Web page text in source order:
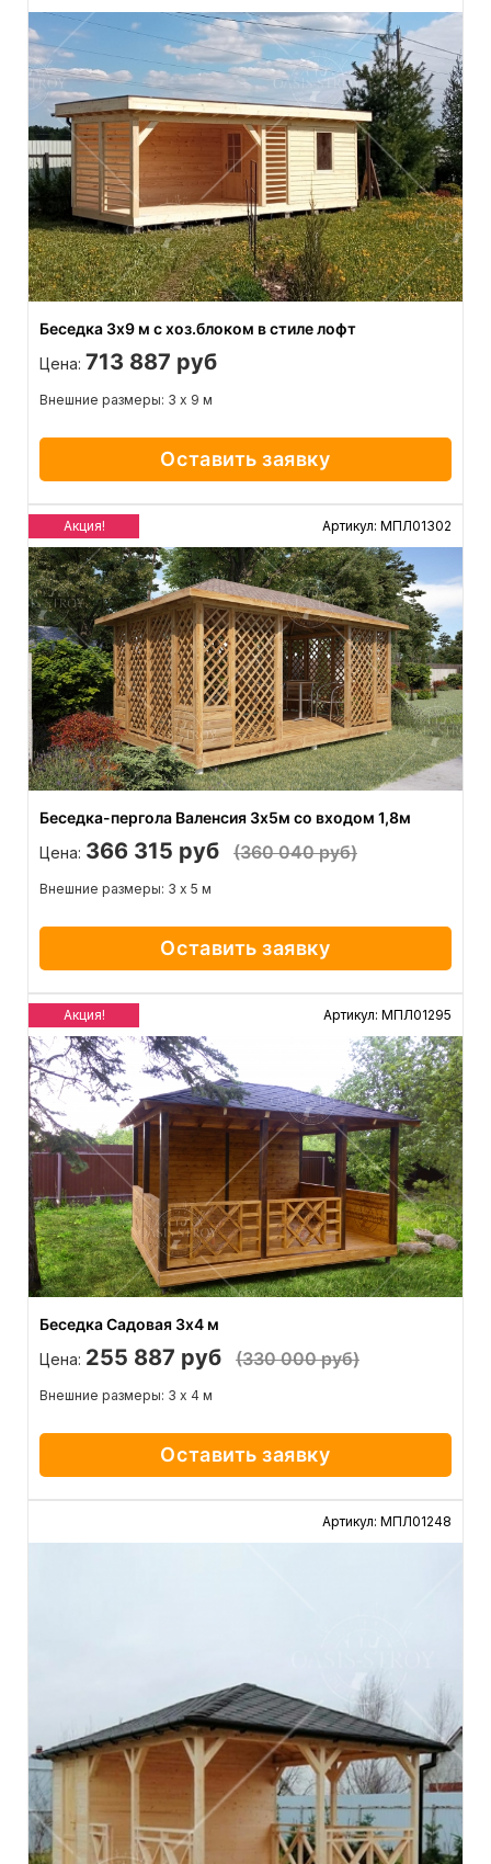
Беседка 3х9 м с хоз.блоком в стиле лофт
Цена: 713 887 руб
Внешние размеры: 3 х 9 м
Оставить заявку
Акция! Артикул: МПЛ01302
Беседка-пергола Валенсия 3x5м со входом 1,8м
Цена: 366 315 руб (360 040 руб)
Внешние размеры: 3 х 5 м
Оставить заявку
Акция! Артикул: МПЛ01295
Беседка Садовая 3x4 м
Цена: 255 887 руб (330 000 руб)
Внешние размеры: 3 х 4 м
Оставить заявку
Артикул: МПЛ01248